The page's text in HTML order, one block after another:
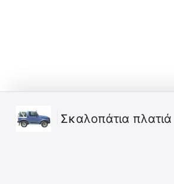
Σκαλοπάτια πλατιά